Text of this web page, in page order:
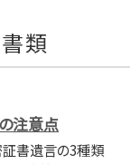
類
注意点
証書遺言の3種類